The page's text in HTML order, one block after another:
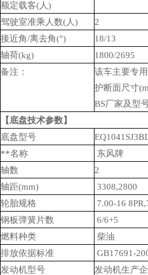
额定载客(人 )
驾驶室准乘人数(人 ) 2
接近角/离去角(°) 18/13
轴荷(kg) 1800/2695
备注：
该车主要专
护断面尺寸
BS厂家及型
【底盘技术参数】
底盘型号
**名称
东风牌
轴数
2
轴距(mm)
3308,2800
轮胎规格
7.00-16
钢板弹簧片数
6/6+5
燃料种类
柴油
排放依据标准
GB17691-
发动机型号
发动机生产